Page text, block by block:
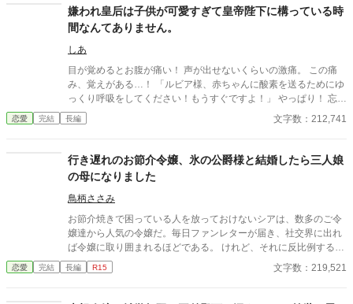
送り、少しずつ“夫婦”として歩み寄っていく。 でも、素直になれ
ないこの性格はそう簡単に治らない。 政略結婚から始まる、ツン
デレ毒舌令嬢と包容力MAX辺境伯の溺愛と成長の物語、ここに開
幕！
嫌われ皇后は子供が可愛すぎて皇帝陛下に構っている時
間なんてありません。
しあ
目が覚めるとお腹が痛い！ 声が出せないくらいの激痛。 この痛
み、覚えがある…！ 「ルビア様、赤ちゃんに酸素を送るためにゆ
っくり呼吸をしてください！もうすぐですよ！」 やっぱり！ 忘れ
てたけど、お産の痛みだ！ だけどどうして…？ 私はもう子供が産
めないからだだったのに…。 そんなことより、赤ちゃんを無事に
い。だけど、どう見ても日本人じゃない。 どうやら私は、わがま
まで嫌われ者の皇后に憑依転生したようです。だけど、赤ちゃん
をお世話するのに忙しいので、構ってもらわなくて結構です。 な
のに、どうして私を嫌ってる皇帝が部屋に訪れてくるんです
か！？しかも毎回イラッとするとこを言ってくるし…。 本当にな
んなの！？あなたに構っている時間なんてないんですけど！ ※視
点がちょくちょく変わります。 ガバガバ設定、なんちゃって知識
で書いてます。 エールを送って下さりありがとうございました！
恋愛 完結 長編 文字数：212,741
行き遅れのお節介令嬢、氷の公爵様と結婚したら三人娘
の母になりました
鳥柄ささみ
お節介焼きで困っている人を放っておけないシアは、数多のご令
嬢達から人気の令嬢だ。毎日ファンレターが届き、社交界に出れ
ば令嬢に取り囲まれるほどである。 けれど、それに反比例するよ
うに男性からの人気はなく、二十七だというのに嫁の貰い手もな
いため、毎日母から小言をもらっていた。 そんなある日のこと、
恋愛 完結 長編 R15 文字数：219,521